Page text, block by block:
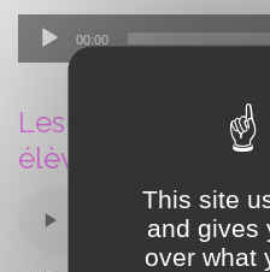
Lecteur
audio
00:00
Les élèves de
élèves de spé :
This site
and gives
over what